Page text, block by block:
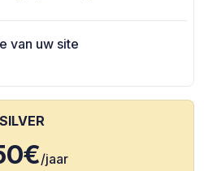
van uw site
SILVER
/jaar